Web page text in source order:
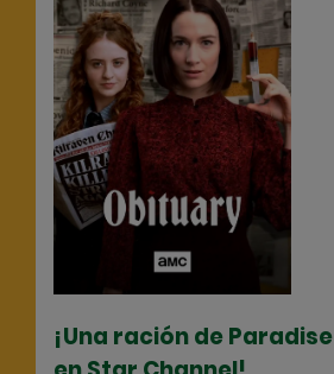
¡Una ración deParadise